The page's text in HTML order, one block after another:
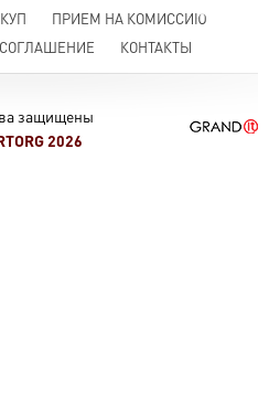
ПРИЕМ НА КОМИССИЮ
КОНТАКТЫ
защищены
2026